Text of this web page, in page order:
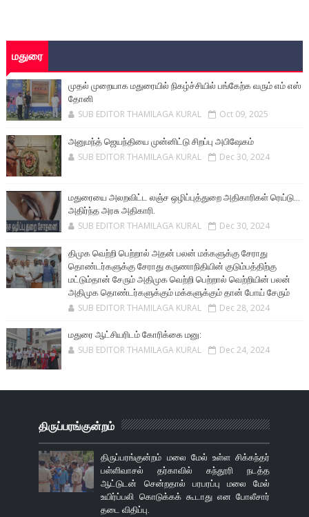
மதுரை
முதல் முறையாக மதுரையில் நிகழ்ச்சியில் பங்கேற்க வரும் எம் எஸ்
தோனி
SUB EDITOR THAMILAGA KURAL Oct 09, 2025
அனுமந்த் ஜெயந்தியை முன்னிட்டு சிறப்பு அபிஷேகம்
SUB EDITOR THAMILAGA KURAL Dec 30, 2024
மதுரையை அலறவிட்ட லஞ்ச ஒழிப்புத்துறை அதிகாரிகள் ரெய்டு...
அதிர்ந்த அரசு அதிகாரி.
SUB EDITOR THAMILAGA KURAL Dec 30, 2024
திமுக வெற்றி பெற்றால் அதன் பலன் மக்களுக்கு சேராது
தொண்டர்களுக்கு சேராது கருணாநிதியின் குடும்பத்திற்கு
மட்டும்தான் சேரும் அதிமுக வெற்றி பெற்றால் வெற்றியின் பலன்
அதிமுக தொண்டர்களுக்கும் மக்களுக்கும் தான் போய் சேரும்
SUB EDITOR THAMILAGA KURAL Dec 28, 2024
மதுரை ஆட்சியரிடம் கோரிக்கை மனு:
SUB EDITOR THAMILAGA KURAL Dec 24, 2024
திருப்பரங்குன்றம்
திருப்பரங்குன்றம் மலை மேல் உள்ள சிக்கந்தர்
பள்ளிவாசல் தர்காவில் கந்தூரி நடத்த
ஆட்டுடன் சென்றதால் பரபரப்பு மலை மேல்
உயிர்ப்பலி கொடுக்கக் கூடாது என போலீசார்
தடை விதிப்பு.